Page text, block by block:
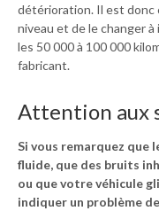
détérioration. Il est donc
niveau et de le changer
les 50 000 à 100 000
fabricant.
Attention aux
Si vous remarquez que
fluide, que des bruits
ou que votre véhicule
indiquer un problème